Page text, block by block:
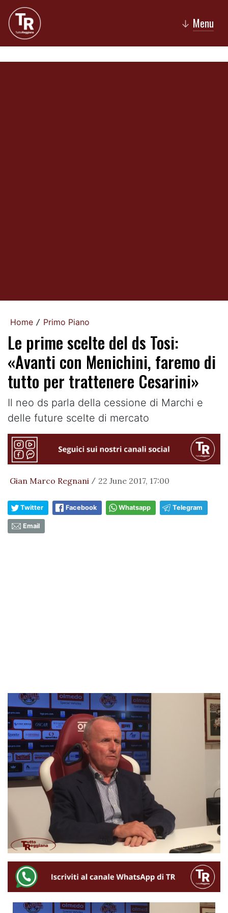
↓ Menu
Home / Primo Piano
Le prime scelte del ds Tosi:
«Avanti con Menichini, faremo di
tutto per trattenere Cesarini»
Il neo ds parla della cessione di Marchi e
delle future scelte di mercato
Gian Marco Regnani / 22 June 2017, 17:00
Twitter Facebook Whatsapp Telegram
Email